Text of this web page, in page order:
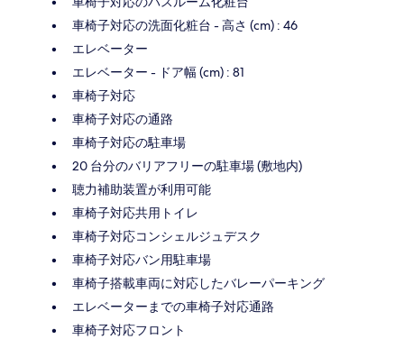
車椅子対応の洗面化粧台 - 高さ (cm) : 46
エレベーター
エレベーター - ドア幅 (cm) : 81
車椅子対応
車椅子対応の通路
車椅子対応の駐車場
20 台分のバリアフリーの駐車場 (敷地内)
聴力補助装置が利用可能
車椅子対応共用トイレ
車椅子対応コンシェルジュデスク
車椅子対応バン用駐車場
車椅子搭載車両に対応したバレーパーキング
エレベーターまでの車椅子対応通路
車椅子対応フロント